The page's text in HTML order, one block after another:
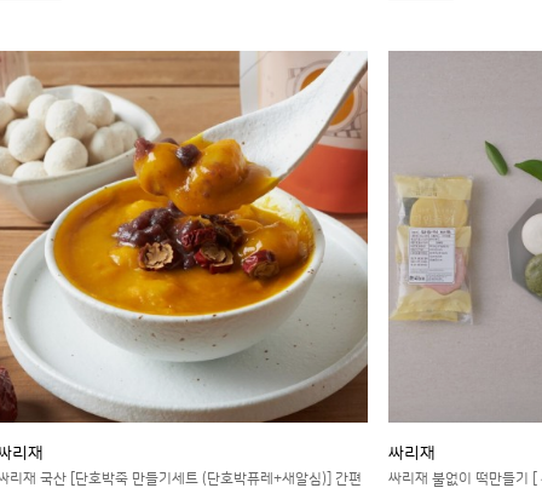
리재
리재 국산 [단호박죽 만들기세트 (단호박퓨레+새알심)] 간편
싸리재
싸리재 불없이 떡만들기